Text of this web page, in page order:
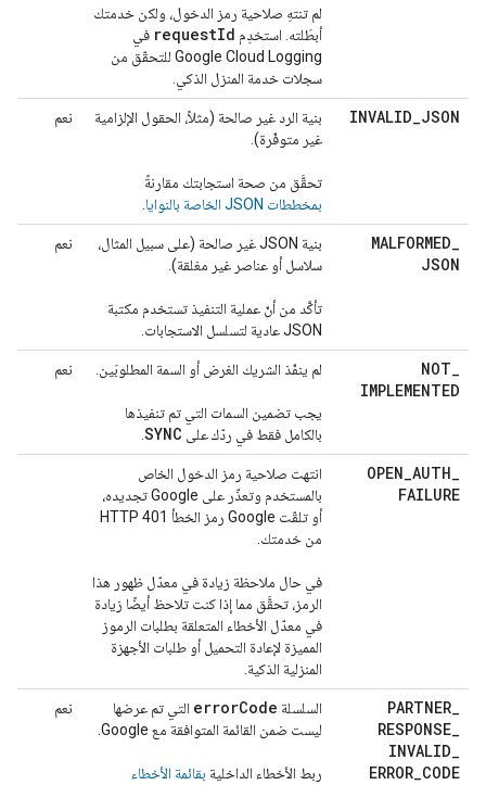
لم تنتهِ صلاحية رمز الدخول، ولكن خدمتك
أبطَلته. استخدِم
requestId
في
Google Cloud Logging للتحقّق من
سجلات خدمة المنزل الذكي.
INVALID_JSON
بنية الرد غير صالحة (مثلاً، الحقول الإلزامية
غير متوفّرة).
تحقَّق من صحة استجابتك مقارنةً
بمخططات JSON الخاصة بالنوايا
نعم
MALFORMED_
JSON
بنية JSON غير صالحة (على سبيل المثال،
سلاسل أو عناصر غير مغلقة).
تأكَّد من أنّ عملية التنفيذ تستخدم مكتبة
JSON عادية لتسلسل الاستجابات.
نعم
NOT_
IMPLEMENTED
لم ينفّذ الشريك الغرض أو السمة المطلوبَين.
يجب تضمين السمات التي تم تنفيذها
بالكامل فقط في ردّك على SYNC
نعم
OPEN_AUTH_
FAILURE
انتهت صلاحية رمز الدخول الخاص
بالمستخدم وتعذّر على Google تجديده،
أو تلقّت Google رمز الخطأ HTTP 401
من خدمتك.
في حال ملاحظة زيادة في معدّل ظهور هذا
الرمز، تحقَّق مما إذا كنت تلاحظ أيضًا زيادة
في معدّل الأخطاء المتعلقة بطلبات الرموز
المميزة لإعادة التحميل أو طلبات الأجهزة
المنزلية الذكية.
PARTNER_
RESPONSE_
INVALID_
ERROR_CODE
السلسلة errorCode
التي تم عرضها
ليست ضمن القائمة المتوافقة مع Google.
ربط الأخطاء الداخلية بقائمة الأخطاء
نعم